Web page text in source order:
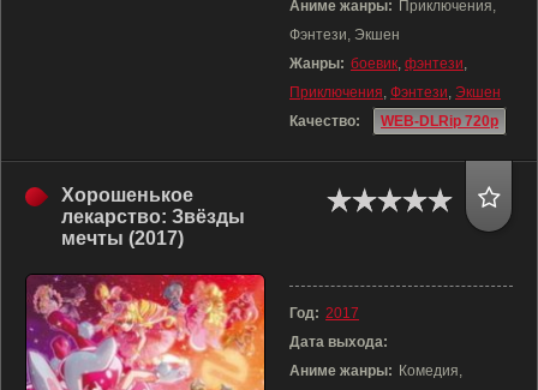
Аниме жанры: Приключения,
Фэнтези, Экшен
Жанры: боевик, фэнтези,
Приключения, Фэнтези, Экшен
Качество:
WEB-DLRip 720p
Хорошенькое
лекарство: Звёзды
мечты (2017)
Год: 2017
Дата выхода:
Аниме жанры: Комедия,